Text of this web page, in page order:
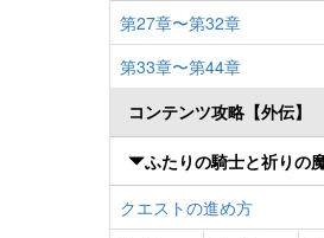
第27章〜第32章
第33章〜第44章
コンテンツ攻略【外伝】
ふたりの騎士と祈りの
クエストの進め方